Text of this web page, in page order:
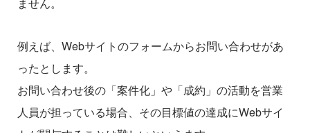
例えば、Webサイトのフォームからお問い合わせがあ
ったとします。
お問い合わせ後の「案件化」や「成約」の活動を営業
人員が担っている場合、その目標値の達成にWebサイ